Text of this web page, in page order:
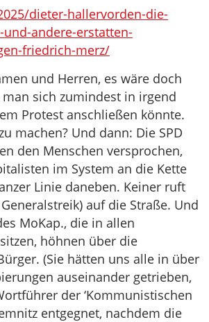
dieter-hallervorden-die-
andere-erstatten-
friedrich-merz/
und Herren, es wäre doch
sich zumindest in irgend
Protest anschließen könnte.
machen? Und dann: Die SPD
den Menschen versprochen,
im System an die Kette
Linie daneben. Keiner ruft
auf die Straße. Und
MoKap., die in allen
höhnen über die
(Sie hätten uns alle in über
auseinander getrieben,
der ‘Kommunistischen
entgegnet, nachdem die